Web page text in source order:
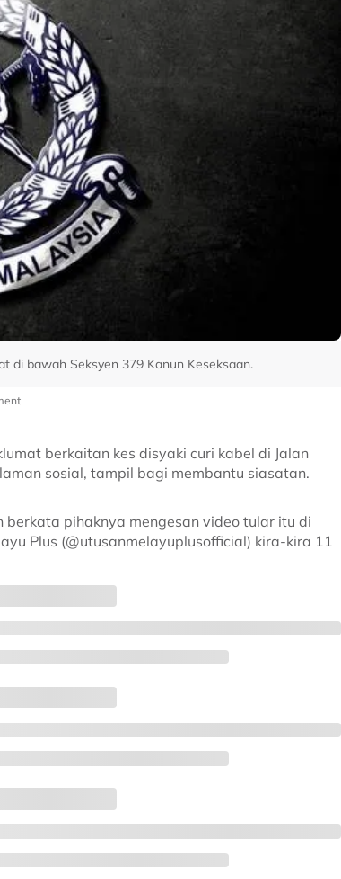
di bawah Seksyen 379 Kanun Keseksaan.
berkaitan kes disyaki curi kabel di Jalan
sosial, tampil bagi membantu siasatan.
berkata pihaknya mengesan video tular itu di
Plus (@utusanmelayuplusofficial) kira-kira 11